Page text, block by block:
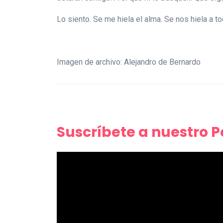
Lo siento. Se me hiela el alma. Se nos hiela a
Imagen de archivo: Alejandro de Bernardo
Suscríbete a nuestro